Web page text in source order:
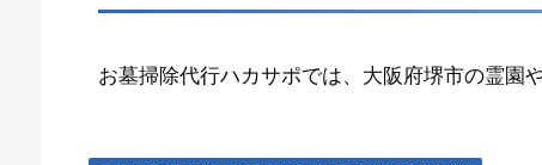
お墓掃除代行ハカサポでは、大阪府堺市の霊園